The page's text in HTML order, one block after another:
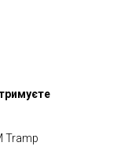
Tramp